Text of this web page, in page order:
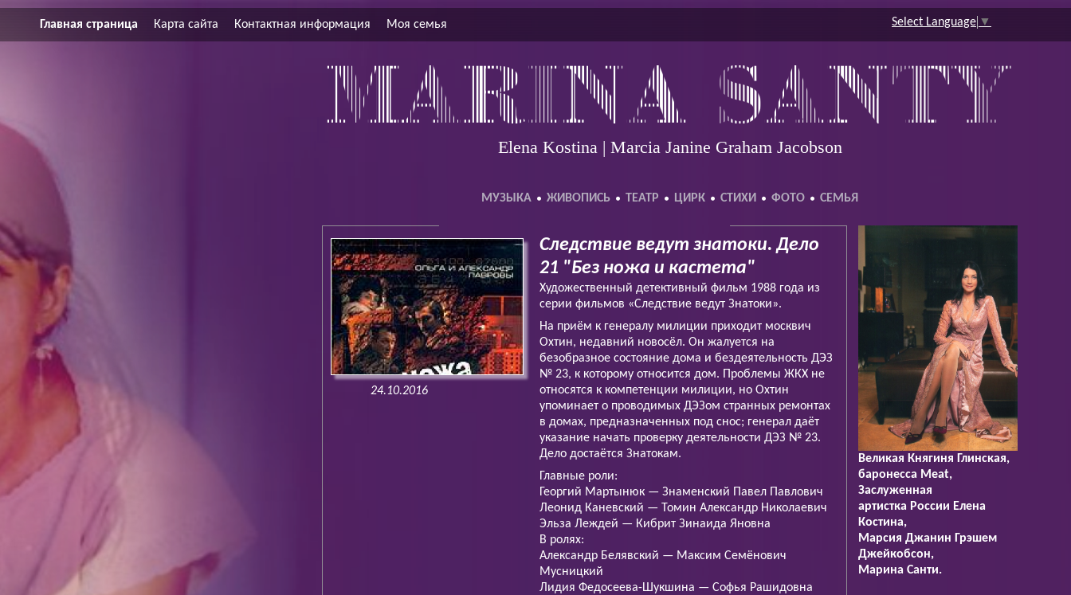
Главная страница Карта сайта Контактная информация Моя семья Select Language ▼
Elena Kostina | Marcia Janine Graham Jacobson
МУЗЫКА ЖИВОПИСЬ ТЕАТР ЦИРК СТИХИ ФОТО СЕМЬЯ
24.10.2016
Следствие ведут знатоки. Дело
21 "Без ножа и кастета"
Художественный детективный фильм 1988 года из
серии фильмов «Следствие ведут Знатоки».
На приём к генералу милиции приходит москвич
Охтин, недавний новосёл. Он жалуется на
безобразное состояние дома и бездеятельность ДЭЗ
№ 23, к которому относится дом. Проблемы ЖКХ не
относятся к компетенции милиции, но Охтин
упоминает о проводимых ДЭЗом странных ремонтах
в домах, предназначенных под снос; генерал даёт
указание начать проверку деятельности ДЭЗ № 23.
Дело достаётся Знатокам.
Главные роли:
Георгий Мартынюк — Знаменский Павел Павлович
Леонид Каневский — Томин Александр Николаевич
Эльза Леждей — Кибрит Зинаида Яновна
В ролях:
Александр Белявский — Максим Семёнович
Мусницкий
Лидия Федосеева-Шукшина — Софья Рашидовна
Великая Княгиня Глинская,
баронесса Meat,
Заслуженная
артистка России Елена
Костина,
Марсия Джанин Грэшем
Джейкобсон,
Марина Санти.